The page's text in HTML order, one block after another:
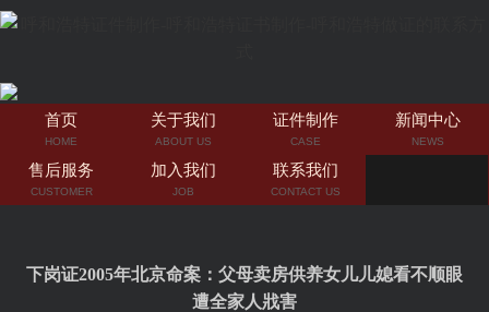
首页
HOME
关于我们
ABOUT US
证件制作
CASE
新闻中心
NEWS
售后服务
CUSTOMER
加入我们
JOB
联系我们
CONTACT US
下岗证2005年北京命案：父母卖房供养女儿儿媳看不顺眼
遭全家人戕害